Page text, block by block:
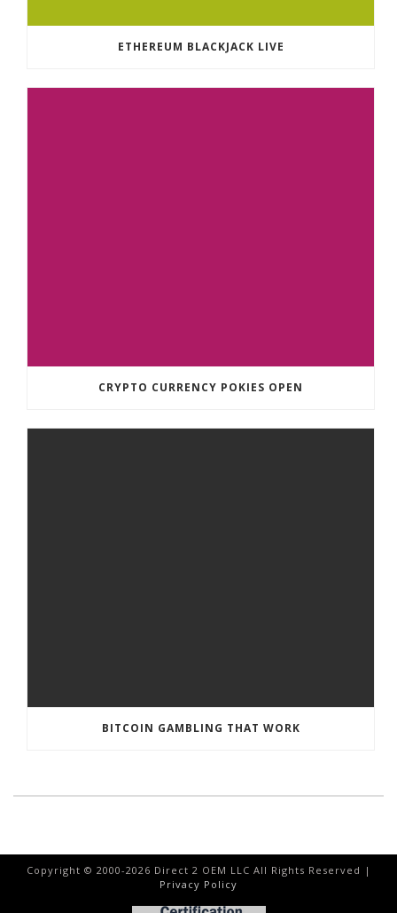
ETHEREUM BLACKJACK LIVE
CRYPTO CURRENCY POKIES OPEN
BITCOIN GAMBLING THAT WORK
Copyright © 2000-2026 Direct 2 OEM LLC All Rights Reserved |
Privacy Policy